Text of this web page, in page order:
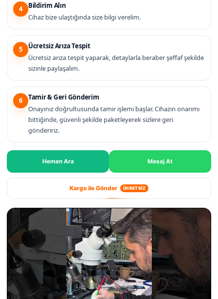
4
Bildirim Alın
Cihaz bize ulaştığında size bilgi verelim.
5
Ücretsiz Arıza Tespit
Ücretsiz arıza tespit yaparak, detaylarla beraber şeffaf şekilde
sizinle paylaşalım.
6
Tamir & Geri Gönderim
Onayınız doğrultusunda tamir işlemi başlar. Cihazın onarımı
bittiğinde, güvenli şekilde paketleyerek sizlere geri
göndeririz.
Hemen Ara Mesaj At
Kargo ile Gönder ÜCRETSİZ